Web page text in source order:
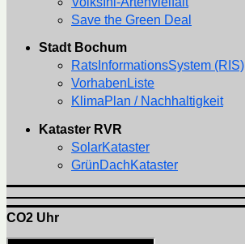
Save the Green Deal
Stadt Bochum
RatsInformationsSystem (RIS)
VorhabenListe
KlimaPlan / Nachhaltigkeit
Kataster RVR
SolarKataster
GrünDachKataster
CO2 Uhr